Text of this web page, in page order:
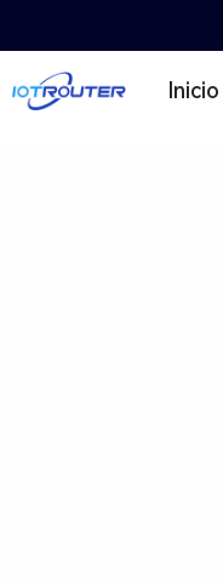
Inicio